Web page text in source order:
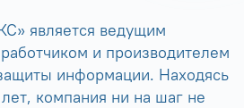
является ведущим
и производителем
информации. Находясь
компания ни на шаг не